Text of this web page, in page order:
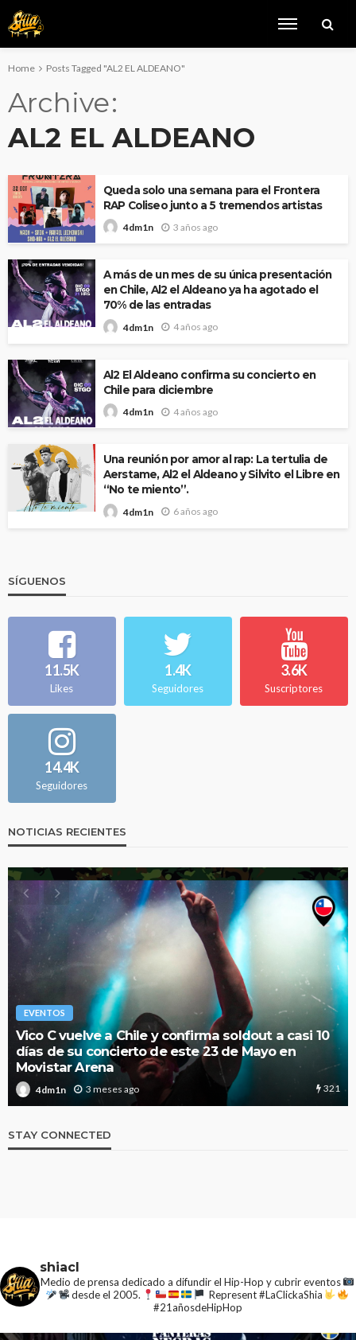
Home Posts Tagged "AL2 EL ALDEANO"
Archive
AL2 EL ALDEANO
Queda solo una semana para el Frontera
RAP Coliseo junto a 5 tremendos artistas
4dm1n 3 años ago
A más de un mes de su única presentación
en Chile, Al2 el Aldeano ya ha agotado el
70% de las entradas
4dm1n 4 años ago
Al2 El Aldeano confirma su concierto en
Chile para diciembre
4dm1n 4 años ago
Una reunión por amor al rap: La tertulia de
Aerstame, Al2 el Aldeano y Silvito el Libre en
“No te miento”.
4dm1n 6 años ago
SÍGUENOS
11.5K
Likes
1.4K
Seguidores
3.6K
Suscriptores
14.4K
Seguidores
NOTICIAS RECIENTES
EVENTOS
Vico C vuelve a Chile y confirma soldout a casi 10
días de su concierto de este 23 de Mayo en
Movistar Arena
4dm1n 3 meses ago 321
STAY CONNECTED
shiacl
Medio de prensa dedicado a difundir el Hip-Hop y cubrir eventos
desde el 2005.
Represent #LaClickaShia
#21añosdeHipHop